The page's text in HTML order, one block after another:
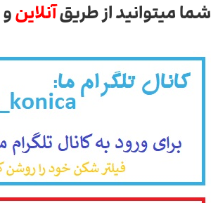
شما میتوانید از طریقآنلاین